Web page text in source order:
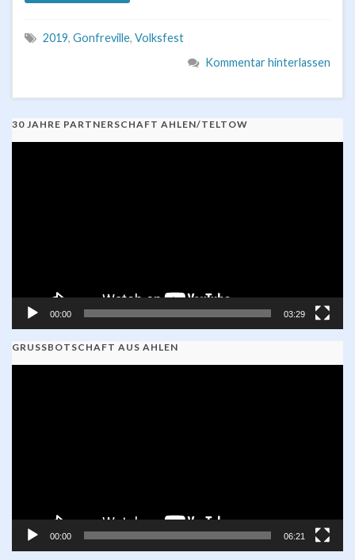
2019, Gonfreville, Volksfest
Kommentar hinterlassen
30 JAHRE PARTNERSCHAFT AHLEN/TELTOW
00:00 03:29
GRUSSBOTSCHAFT AUS AHLEN
00:00 06:21